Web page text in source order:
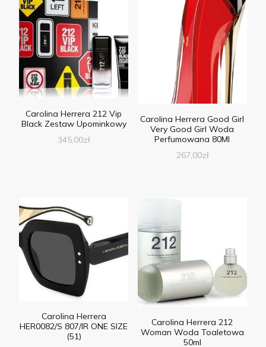
Carolina Herrera 212 Vip
Black Zestaw Upominkowy
345,00zł
Carolina Herrera Good Girl
Very Good Girl Woda
Perfumowana 80Ml
267,00zł
Carolina Herrera
HER0082/S 807/IR ONE SIZE
(51)
Carolina Herrera 212
Woman Woda Toaletowa
50ml